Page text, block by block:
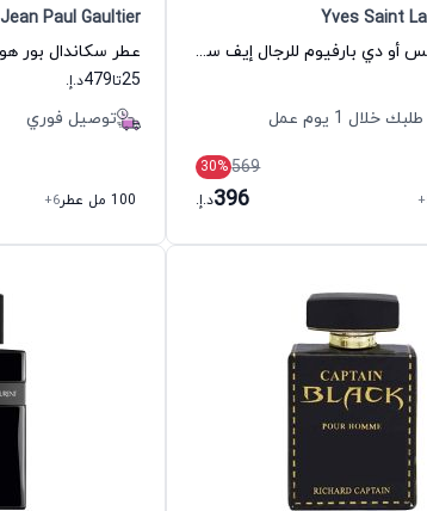
Yves Saint
عطر واي إنتنس أو دي بارفيوم للرجال إيف سان لوران
1 يوم عمل
569
30%
396د.إ.
Jean Paul Gaultier
25تا479د.إ.
توصيل فوري
100 مل عطر +6